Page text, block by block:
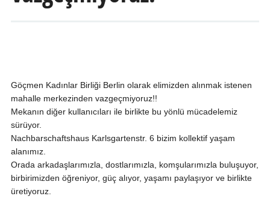
Göçmen Kadınlar Birliği Berlin olarak elimizden alınmak istenen
mahalle merkezinden vazgeçmiyoruz!!
Mekanın diğer kullanıcıları ile birlikte bu yönlü mücadelemiz
sürüyor.
Nachbarschaftshaus Karlsgartenstr. 6 bizim kollektif yaşam
alanımız.
Orada arkadaşlarımızla, dostlarımızla, komşularımızla buluşuyor,
birbirimizden öğreniyor, güç alıyor, yaşamı paylaşıyor ve birlikte
üretiyoruz.